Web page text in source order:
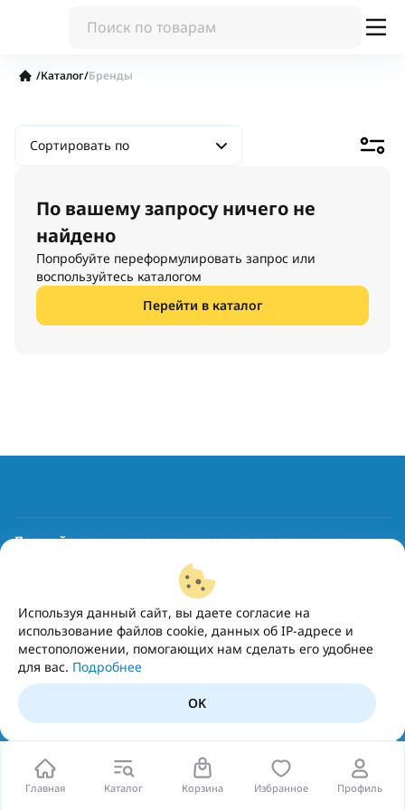
Главная Каталог Корзина Избранное Профиль
/Каталог/Бренды
Сортировать по
По вашему запросу ничего не
найдено
Попробуйте переформулировать запрос или
воспользуйтесь каталогом
Перейти в каталог
Используя данный сайт, вы даете согласие на
использование файлов cookie, данных об IP-адресе и
местоположении, помогающих нам сделать его удобнее
для вас. Подробнее
OK
Получайте рекомендации и выгодные предложения на
Подписаться